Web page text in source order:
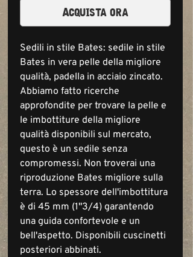
Acquista ora
Sedili in stile Bates: sedile in stile
Bates in vera pelle della migliore
qualità, padella in acciaio zincato.
Abbiamo fatto ricerche
approfondite per trovare la pelle e
le imbottiture della migliore
qualità disponibili sul mercato,
questo è un sedile senza
compromessi. Non troverai una
riproduzione Bates migliore sulla
terra. Lo spessore dell'imbottitura
è di 45 mm (1"3/4) garantendo
una guida confortevole e un
bell'aspetto. Disponibili cuscinetti
posteriori abbinati.